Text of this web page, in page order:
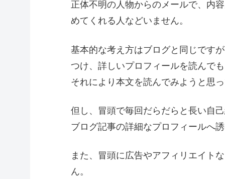
正体不明の人物からのメールで、内
めてくれる人などいません。
基本的な考え方はブログと同じです
つけ、詳しいプロフィールを読んで
それにより本文を読んでみようと思
但し、冒頭で毎回だらだらと長い自
ブログ記事の詳細なプロフィールへ
また、冒頭に広告やアフィリエイト
ん。